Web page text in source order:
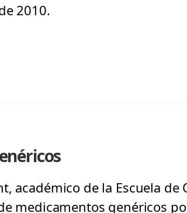
2010.
académico de la Escuela
medicamentos genéricos